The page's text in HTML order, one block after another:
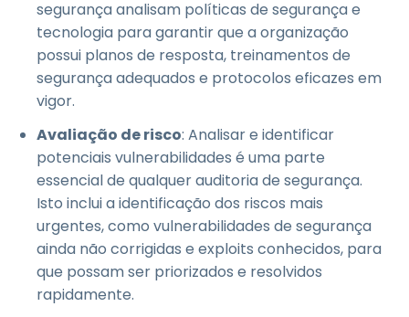
segurança analisam políticas de segurança e
tecnologia para garantir que a organização
possui planos de resposta, treinamentos de
segurança adequados e protocolos eficazes em
vigor.
Avaliação de risco: Analisar e identificar
potenciais vulnerabilidades é uma parte
essencial de qualquer auditoria de segurança.
Isto inclui a identificação dos riscos mais
urgentes, como vulnerabilidades de segurança
ainda não corrigidas e exploits conhecidos, para
que possam ser priorizados e resolvidos
rapidamente.